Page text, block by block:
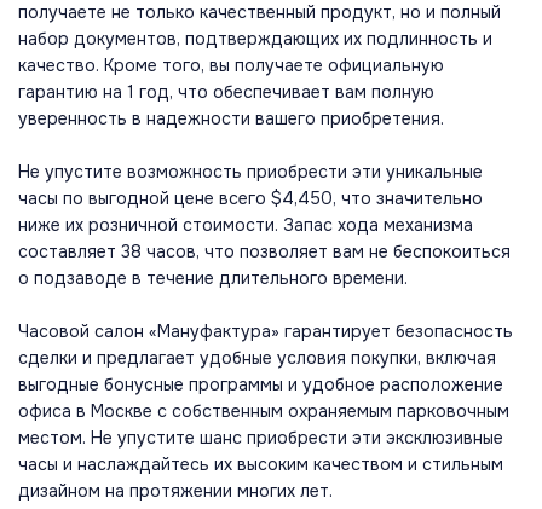
получаете не только качественный продукт, но и полный
набор документов, подтверждающих их подлинность и
качество. Кроме того, вы получаете официальную
гарантию на 1 год, что обеспечивает вам полную
уверенность в надежности вашего приобретения.
Не упустите возможность приобрести эти уникальные
часы по выгодной цене всего $4,450, что значительно
ниже их розничной стоимости. Запас хода механизма
составляет 38 часов, что позволяет вам не беспокоиться
о подзаводе в течение длительного времени.
Часовой салон «Мануфактура» гарантирует безопасность
сделки и предлагает удобные условия покупки, включая
выгодные бонусные программы и удобное расположение
офиса в Москве с собственным охраняемым парковочным
местом. Не упустите шанс приобрести эти эксклюзивные
часы и наслаждайтесь их высоким качеством и стильным
дизайном на протяжении многих лет.